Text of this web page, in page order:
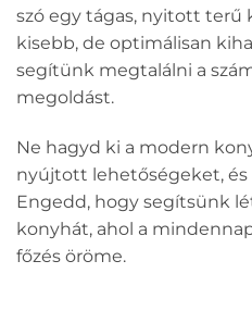
szó egy tágas, nyitott terű
kisebb, de optimálisan
segítünk megtalálni a
megoldást.
Ne hagyd ki a modern
nyújtott lehetőségeket,
Engedd, hogy segítsünk
konyhát, ahol a
főzés öröme.